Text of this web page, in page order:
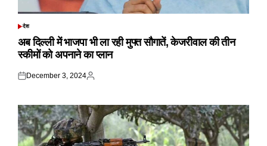
POSTED
देश
अब दिल्ली में भाजपा भी ला रही मुफ्त सौगातें, केजरीवाल की तीन
स्कीमों को अपनाने का प्लान
Posted
December 3, 2024
Posted